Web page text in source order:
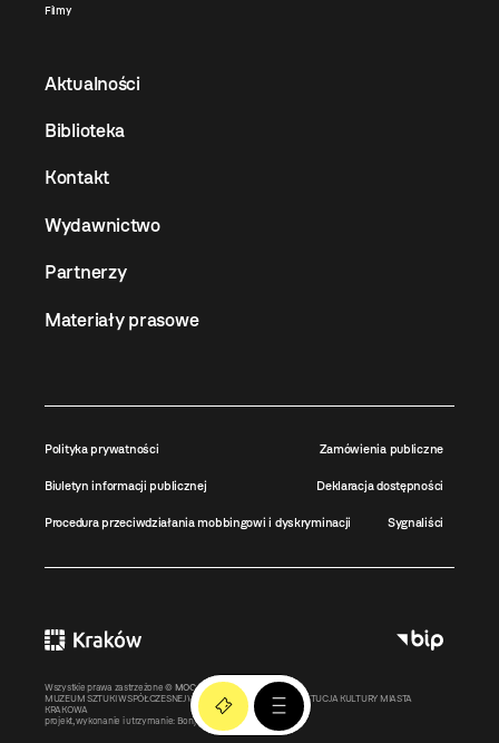
Filmy
Aktualności
Biblioteka
Kontakt
Wydawnictwo
Partnerzy
Materiały prasowe
Polityka prywatności Zamówienia publiczne
Biuletyn informacji publicznej Deklaracja dostępności
Procedura przeciwdziałania mobbingowi i dyskryminacji Sygnaliści
Wszystkie prawa zastrzeżone © MOCAK2011-2026
MUZEUM SZTUKI WSPÓŁCZESNEJ W KRAKOWIE MOCAK – INSTYTUCJA KULTURY MIASTA
KRAKOWA
projekt, wykonanie i utrzymanie: Bonjour.pl